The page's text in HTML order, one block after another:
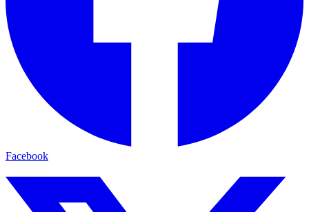
Facebook